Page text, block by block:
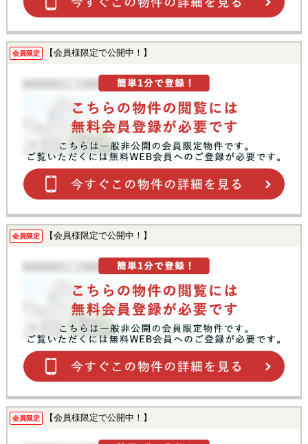
会員限定 【会員様限定で公開中！】
会員限定 【会員様限定で公開中！】
会員限定 【会員様限定で公開中！】